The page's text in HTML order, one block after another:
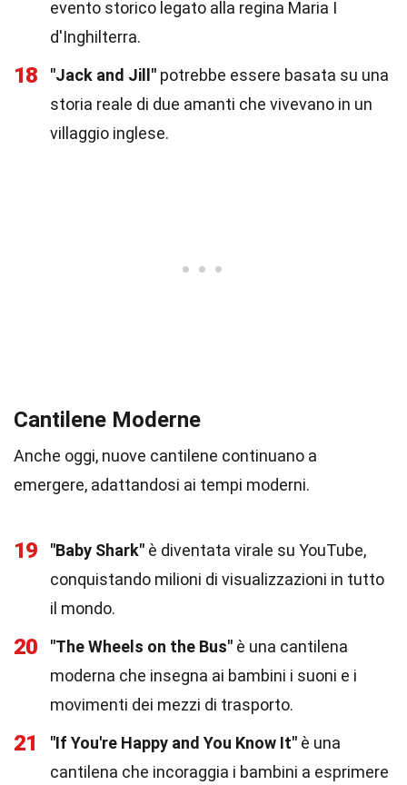
evento storico legato alla regina Maria I
d'Inghilterra.
18 "Jack and Jill" potrebbe essere basata su una
storia reale di due amanti che vivevano in un
villaggio inglese.
Cantilene Moderne
Anche oggi, nuove cantilene continuano a
emergere, adattandosi ai tempi moderni.
19 "Baby Shark" è diventata virale su YouTube,
conquistando milioni di visualizzazioni in tutto
il mondo.
20 "The Wheels on the Bus" è una cantilena
moderna che insegna ai bambini i suoni e i
movimenti dei mezzi di trasporto.
21 "If You're Happy and You Know It" è una
cantilena che incoraggia i bambini a esprimere